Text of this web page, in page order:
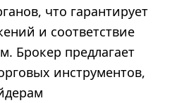
что гарантирует
и соответствие
Брокер предлагает
инструментов,